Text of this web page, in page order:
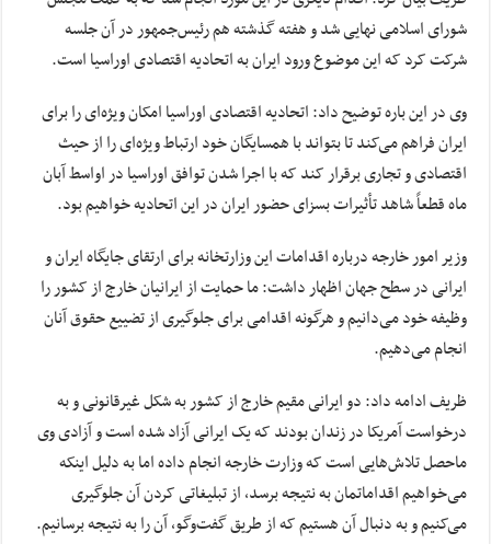
شورای اسلامی نهایی شد و هفته گذشته هم رئیس‌جمهور در آن جلسه
شرکت کرد که این موضوع ورود ایران به اتحادیه اقتصادی اوراسیا است.
وی در این باره توضیح داد: اتحادیه اقتصادی اوراسیا امکان ویژه‌ای را برای
ایران فراهم می‌کند تا بتواند با همسایگان خود ارتباط ویژه‌ای را از حیث
اقتصادی و تجاری برقرار کند که با اجرا شدن توافق اوراسیا در اواسط آبان‌
ماه قطعاً شاهد تأثیرات بسزای حضور ایران در این اتحادیه خواهیم بود.
وزیر امور خارجه درباره اقدامات این وزارتخانه برای ارتقای جایگاه ایران و
ایرانی در سطح جهان اظهار داشت: ما حمایت از ایرانیان خارج از کشور را
وظیفه خود می‌دانیم و هرگونه اقدامی برای جلوگیری از تضییع حقوق آنان
انجام می‌دهیم.
ظریف ادامه داد: دو ایرانی مقیم خارج از کشور به شکل غیرقانونی و به
درخواست آمریکا در زندان بودند که یک ایرانی آزاد شده است و آزادی وی
ماحصل تلاش‌هایی است که وزارت خارجه انجام داده اما به دلیل اینکه
می‌خواهیم اقداماتمان به نتیجه برسد، از تبلیغاتی کردن آن جلوگیری
می‌کنیم و به دنبال آن هستیم که از طریق گفت‌وگو، آن را به نتیجه برسانیم.